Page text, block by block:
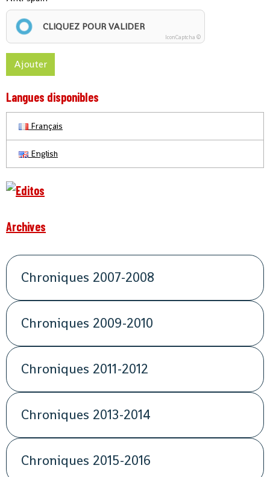
CLIQUEZ POUR VALIDER
IconCaptcha ©
Ajouter
Langues disponibles
Français
English
Archives
Chroniques 2007-2008
Chroniques 2009-2010
Chroniques 2011-2012
Chroniques 2013-2014
Chroniques 2015-2016